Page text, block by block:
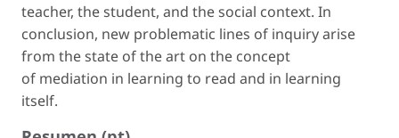
teacher, the student, and the social context. In
conclusion, new problematic lines of inquiry arise
from the state of the art on the concept
of mediation in learning to read and in learning
itself.